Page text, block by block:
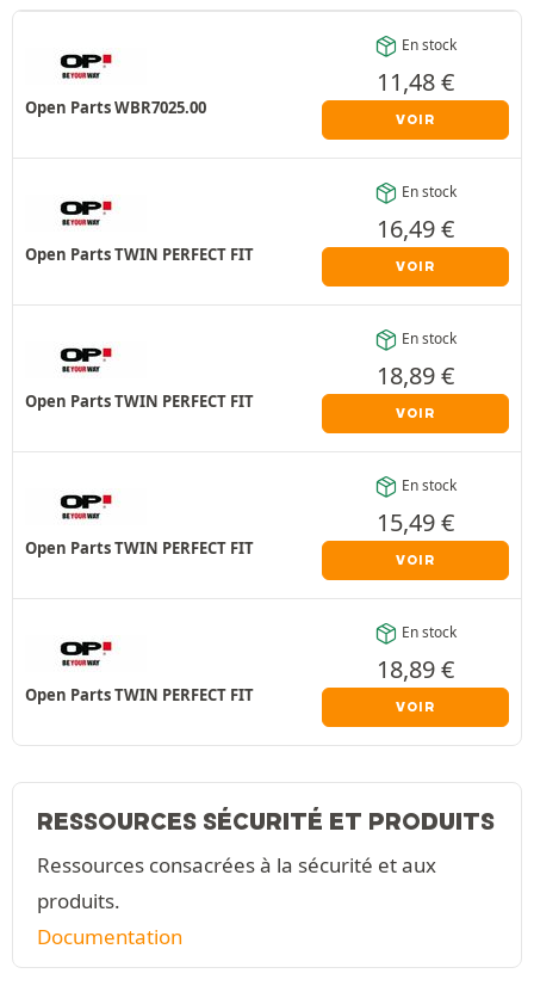
Open Parts WBR7025.00
En stock
11,48€
VOIR
Open Parts TWIN PERFECT FIT
En stock
16,49€
VOIR
Open Parts TWIN PERFECT FIT
En stock
18,89€
VOIR
Open Parts TWIN PERFECT FIT
En stock
15,49€
VOIR
Open Parts TWIN PERFECT FIT
En stock
18,89€
VOIR
RESSOURCES SÉCURITÉ ET PRODUITS
Ressources consacrées à la sécurité et aux
produits.
Documentation